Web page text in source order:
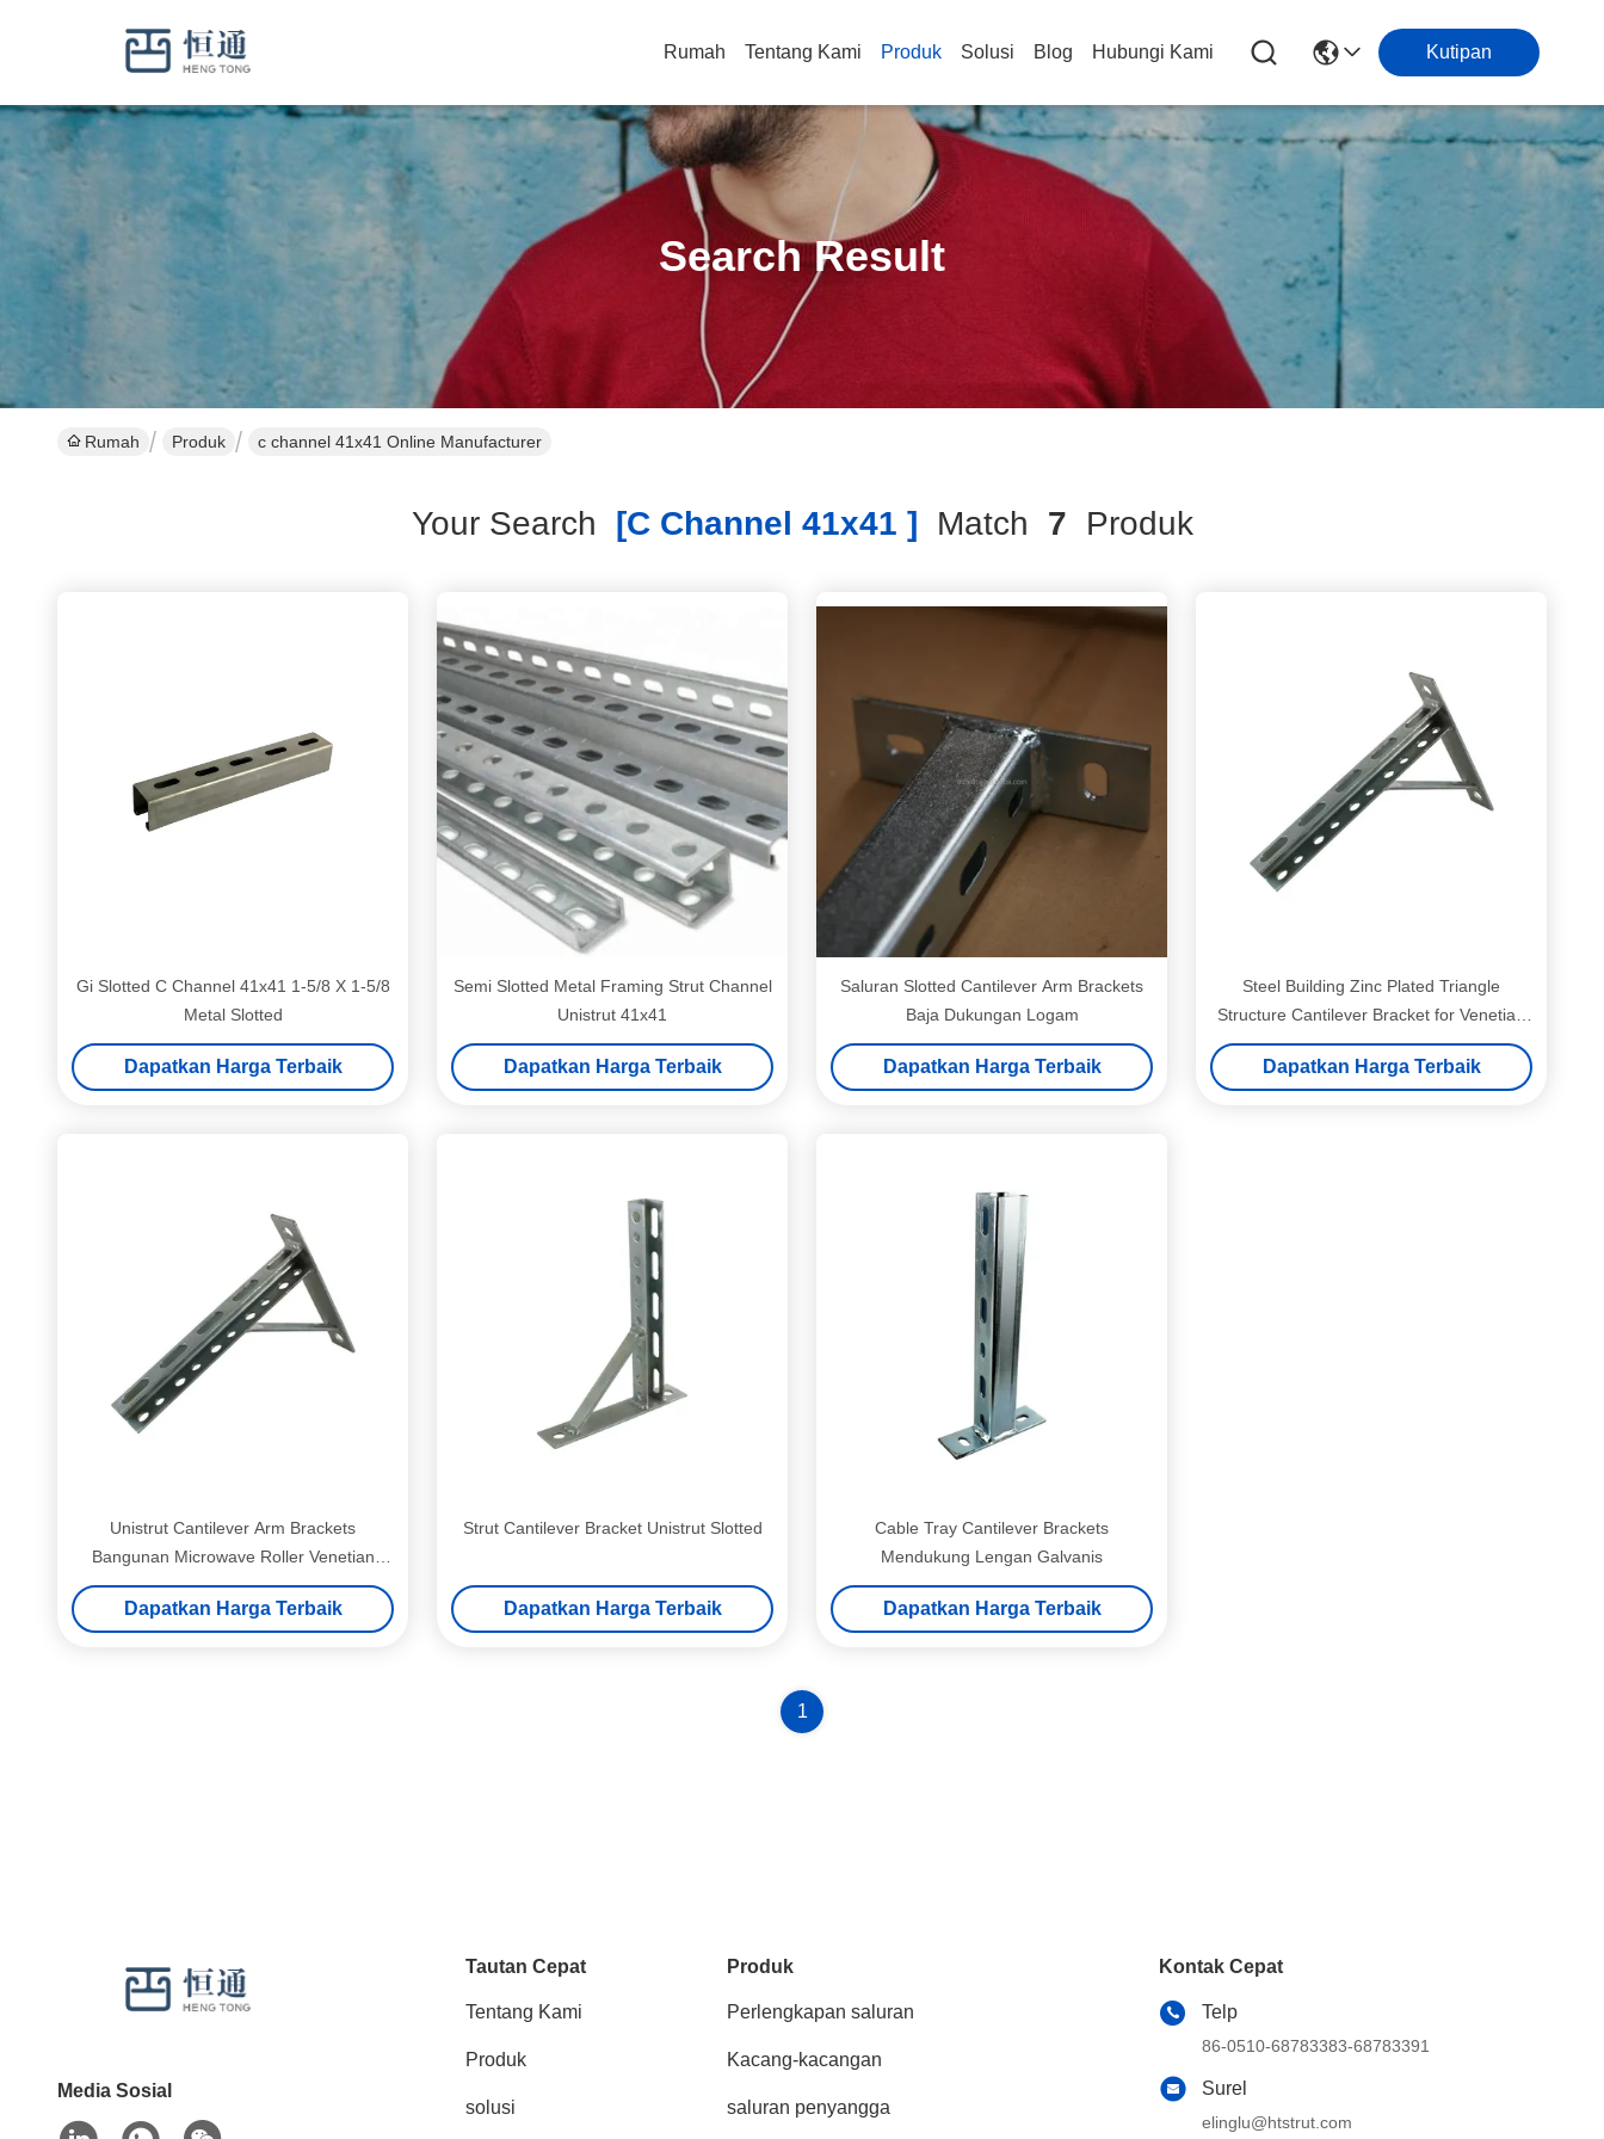
Rumah Tentang Kami Produk Solusi Blog Hubungi Kami Kutipan
Search Result
Rumah Produk c channel 41x41 Online Manufacturer
Your Search [c Channel 41x41 ] Match 7 Produk
Gi Slotted C Channel 41x41 1-5/8 X 1-5/8
Metal Slotted
Dapatkan Harga Terbaik
Semi Slotted Metal Framing Strut Channel
Unistrut 41x41
Dapatkan Harga Terbaik
Saluran Slotted Cantilever Arm Brackets
Baja Dukungan Logam
Dapatkan Harga Terbaik
Steel Building Zinc Plated Triangle
Structure Cantilever Bracket for Venetian
Blind
Dapatkan Harga Terbaik
Unistrut Cantilever Arm Brackets
Bangunan Microwave Roller Venetian
Blind Bracket
Dapatkan Harga Terbaik
Strut Cantilever Bracket Unistrut Slotted
Dapatkan Harga Terbaik
Cable Tray Cantilever Brackets
Mendukung Lengan Galvanis
Dapatkan Harga Terbaik
1
Media Sosial
Tautan Cepat
Tentang Kami
Produk
solusi
Produk
Perlengkapan saluran
Kacang-kacangan
saluran penyangga
Kontak Cepat
Telp
86-0510-68783383-68783391
Surel
elinglu@htstrut.com